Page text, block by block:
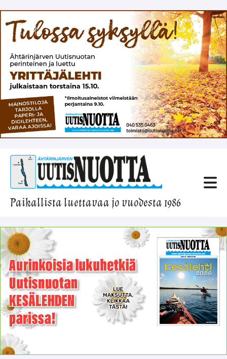
Paikallista luettavaa jo vuodesta 1986